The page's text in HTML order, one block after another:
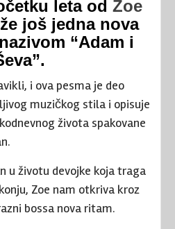
leta od Zoe
još jedna nova
“Adam i
i ova pesma je deo
muzičkog stila i opisuje
života spakovane
u životu devojke koja traga
Zoe nam otkriva kroz
bossa nova ritam.